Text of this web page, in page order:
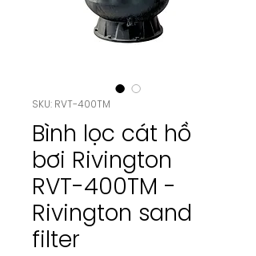
SKU: RVT-400TM
Bình lọc cát hồ
bơi Rivington
RVT-400TM -
Rivington sand
filter